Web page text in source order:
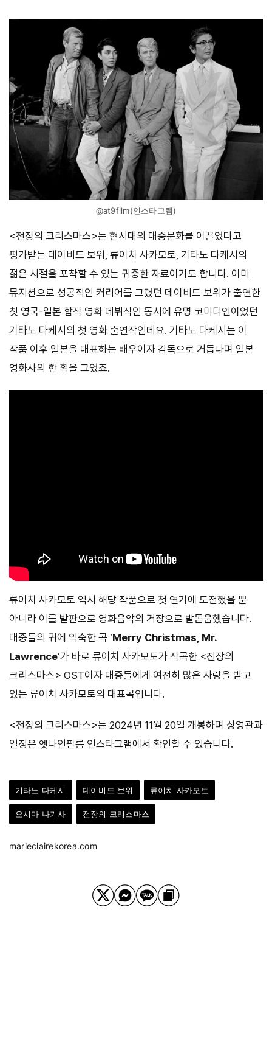
@at9film(인스타그램)
<전장의 크리스마스>는 현시대의 대중문화를 이끌었다고
평가받는 데이비드 보위, 류이치 사카모토, 기타노 다케시의
젊은 시절을 포착할 수 있는 귀중한 자료이기도 합니다. 이미
뮤지션으로 성공적인 커리어를 그렸던 데이비드 보위가 출연한
첫 영국-일본 합작 영화 데뷔작인 동시에 유명 코미디언이었던
기타노 다케시의 첫 영화 출연작인데요. 기타노 다케시는 이
작품 이후 일본을 대표하는 배우이자 감독으로 거듭나며 일본
영화사의 한 획을 그었죠.
류이치 사카모토 역시 해당 작품으로 첫 연기에 도전했을 뿐
아니라 이를 발판으로 영화음악의 거장으로 발돋움했습니다.
대중들의 귀에 익숙한 곡 ‘Merry Christmas, Mr.
Lawrence’가 바로 류이치 사카모토가 작곡한 <전장의
크리스마스> OST이자 대중들에게 여전히 많은 사랑을 받고
있는 류이치 사카모토의 대표곡입니다.
<전장의 크리스마스>는 2024년 11월 20일 개봉하며 상영관과
일정은 엣나인필름 인스타그램에서 확인할 수 있습니다.
기타노 다케시 데이비드 보위 류이치 사카모토
오시마 나기사 전장의 크리스마스
marieclairekorea.com